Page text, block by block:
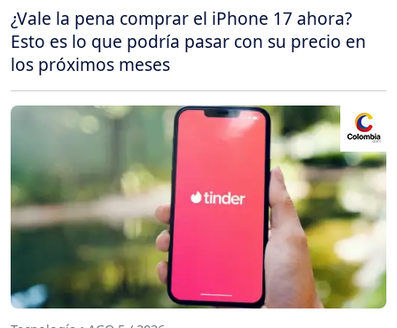
¿Vale la pena comprar el iPhone 17 ahora?
Esto es lo que podría pasar con su precio en
los próximos meses